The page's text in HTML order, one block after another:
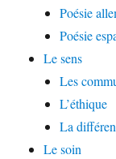
Poésie
Poésie
Le sens
Les
L’éthique
La
Le soin